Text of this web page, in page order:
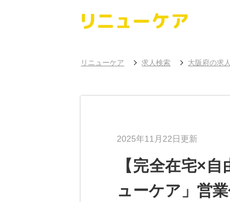
リニューケア 求人検索 大阪府の求
2025年11月22日更新
【完全在宅×
ューケア」営